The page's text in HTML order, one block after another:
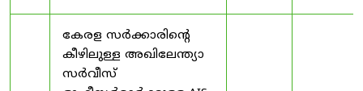
കേരള സർക്കാരിന്റെ
കീഴിലുള്ള അഖിലേന്ത്യാ
സർവീസ്